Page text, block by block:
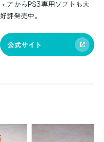
ェアからPS3専用ソフトも大
好評発売中。
公式サイト